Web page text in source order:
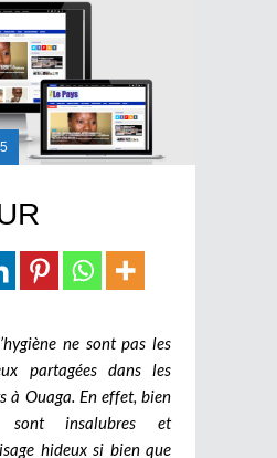
ne sont pas les
partagées dans les
à Ouaga. En effet, bien
sont insalubres et
hideux si bien que